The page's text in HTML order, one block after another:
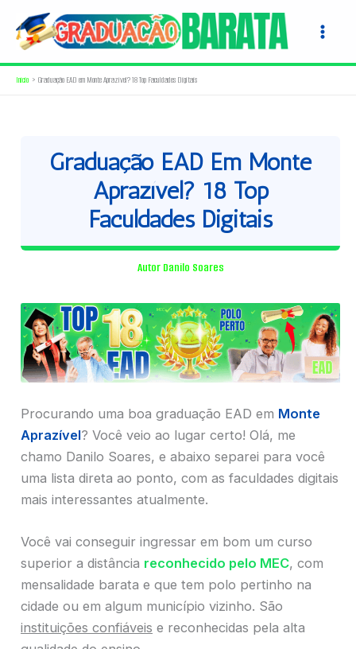
para
conteúdo
Início Graduação EAD em Monte Aprazível? 18 Top Faculdades Digitais
Graduação EAD Em Monte
Aprazível? 18 Top
Faculdades Digitais
Autor Danilo Soares
Procurando uma boa graduação EAD em Monte
Aprazível? Você veio ao lugar certo! Olá, me
chamo Danilo Soares, e abaixo separei para você
uma lista direta ao ponto, com as faculdades digitais
mais interessantes atualmente.
Você vai conseguir ingressar em bom um curso
superior a distância reconhecido pelo MEC, com
mensalidade barata e que tem polo pertinho na
cidade ou em algum município vizinho. São
instituições confiáveis e reconhecidas pela alta